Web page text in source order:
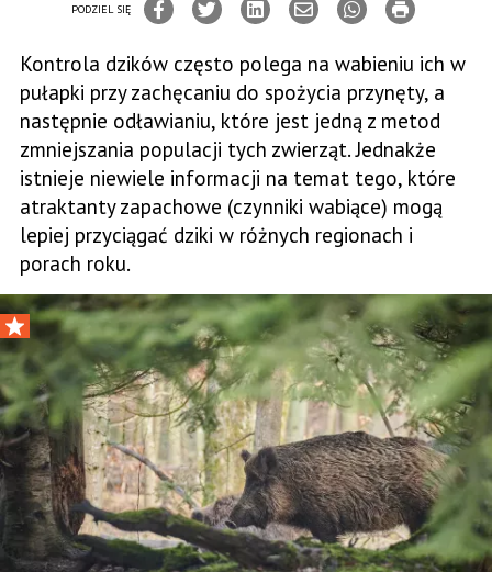
PODZIEL SIĘ
Kontrola dzików często polega na wabieniu ich w
pułapki przy zachęcaniu do spożycia przynęty, a
następnie odławianiu, które jest jedną z metod
zmniejszania populacji tych zwierząt. Jednakże
istnieje niewiele informacji na temat tego, które
atraktanty zapachowe (czynniki wabiące) mogą
lepiej przyciągać dziki w różnych regionach i
porach roku.